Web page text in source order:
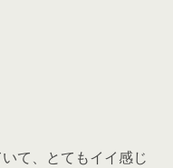
て、とてもイイ感じ